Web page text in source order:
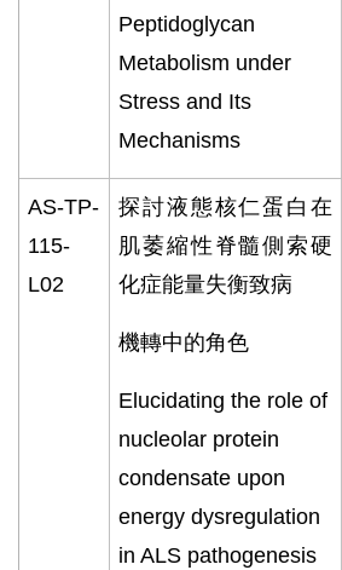
Peptidoglycan
Metabolism under
Stress and Its
Mechanisms
AS-TP-
115-
L02
探討液態核仁蛋白在
肌萎縮性脊髓側索硬
化症能量失衡致病
機轉中的角色
Elucidating the role of
nucleolar protein
condensate upon
energy dysregulation
in ALS pathogenesis